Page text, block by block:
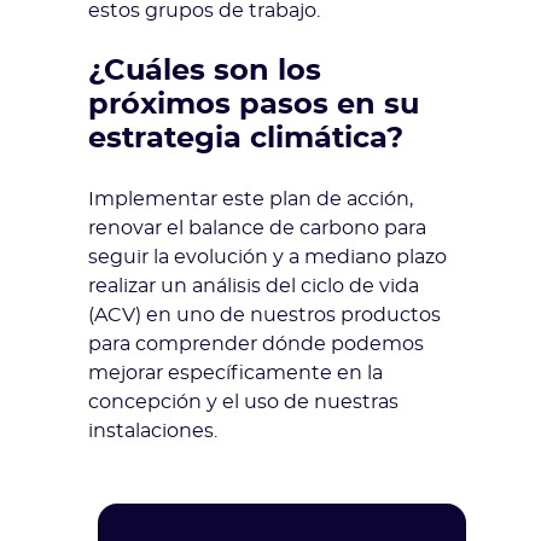
estos grupos de trabajo.
¿Cuáles son los
próximos pasos en su
estrategia climática?
Implementar este plan de acción,
renovar el balance de carbono para
seguir la evolución y a mediano plazo
realizar un análisis del ciclo de vida
(ACV) en uno de nuestros productos
para comprender dónde podemos
mejorar específicamente en la
concepción y el uso de nuestras
instalaciones.